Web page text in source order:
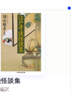
談集
訳